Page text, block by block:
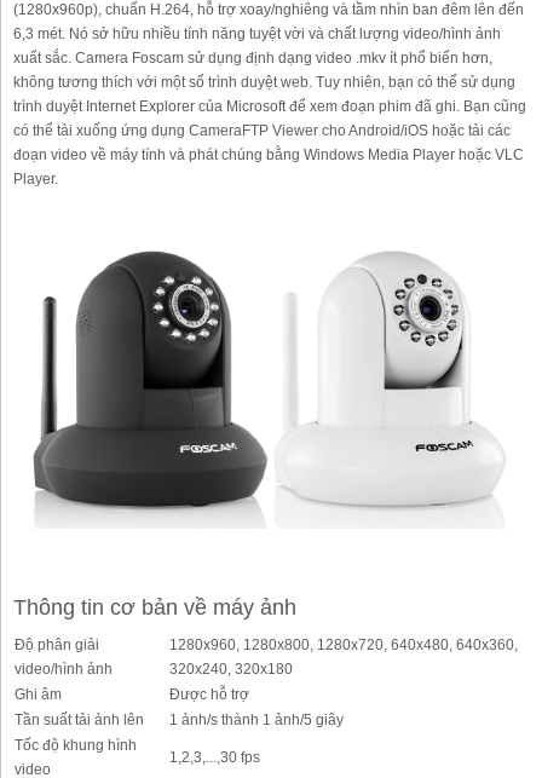
(1280x960p), chuẩn H.264, hỗ trợ xoay/nghiêng và tầm nhìn ban đêm lên đến
6,3 mét. Nó sở hữu nhiều tính năng tuyệt vời và chất lượng video/hình ảnh
xuất sắc. Camera Foscam sử dụng định dạng video .mkv ít phổ biến hơn,
không tương thích với một số trình duyệt web. Tuy nhiên, bạn có thể sử dụng
trình duyệt Internet Explorer của Microsoft để xem đoạn phim đã ghi. Bạn cũng
có thể tải xuống ứng dụng CameraFTP Viewer cho Android/iOS hoặc tải các
đoạn video về máy tính và phát chúng bằng Windows Media Player hoặc VLC
Player.
Thông tin cơ bản về máy ảnh
Độ phân giải
video/hình ảnh
1280x960, 1280x800, 1280x720, 640x480, 640x360,
320x240, 320x180
Ghi âm
Được hỗ trợ
Tần suất tải ảnh lên
1 ảnh/s thành 1 ảnh/5 giây
Tốc độ khung hình
video
1,2,3,...,30 fps